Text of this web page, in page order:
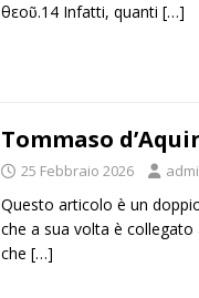
θεοῦ.14 Infatti, quanti […]
Tommaso
25 Febbraio 2026
Questo articolo è un
che a sua volta è collegato
che […]